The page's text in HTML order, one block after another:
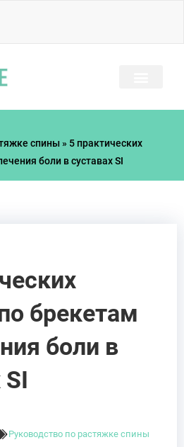
спины » 5 практических
боли в суставах SI
брекетам
боли в
SI
Руководство по растяжке спины